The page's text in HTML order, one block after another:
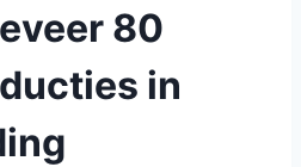
80
in